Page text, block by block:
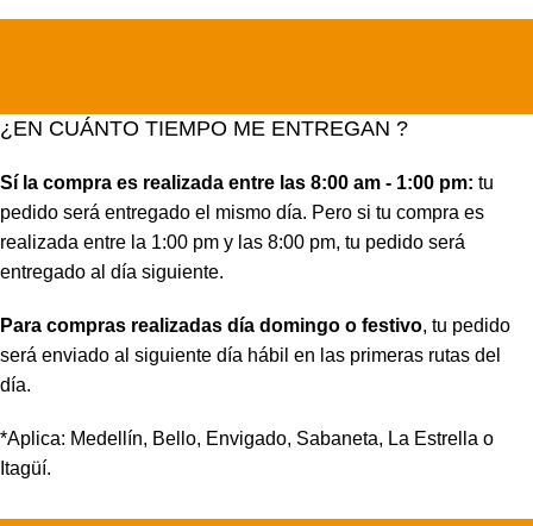
¿EN CUÁNTO TIEMPO ME ENTREGAN ?
Sí la compra es realizada entre las 8:00 am - 1:00 pm: tu
pedido será entregado el mismo día. Pero si tu compra es
realizada entre la 1:00 pm y las 8:00 pm, tu pedido será
entregado al día siguiente.
Para compras realizadas día domingo o festivo, tu pedido
será enviado al siguiente día hábil en las primeras rutas del
día.
*Aplica: Medellín, Bello, Envigado, Sabaneta, La Estrella o
Itagüí.